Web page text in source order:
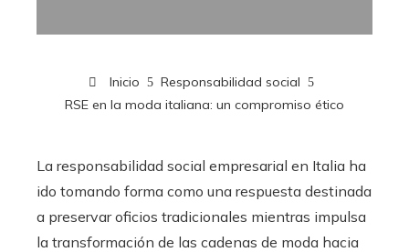
Inicio
Responsabilidad social
RSE en la moda italiana: un compromiso ético
La responsabilidad social empresarial en Italia ha
ido tomando forma como una respuesta destinada
a preservar oficios tradicionales mientras impulsa
la transformación de las cadenas de moda hacia